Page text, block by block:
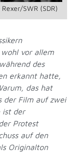
Rexer/SWR (SDR)
vor allem
des
erkannt hatte,
das hat
der Film auf zwei
ist der
Protest
auf den
Originalton